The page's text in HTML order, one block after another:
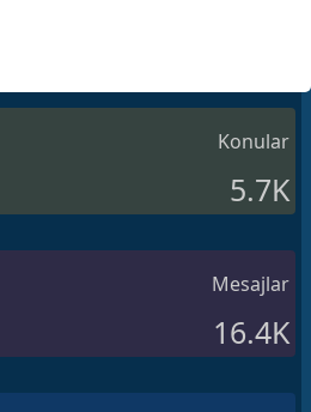
Konular
5.7K
Mesajlar
16.4K